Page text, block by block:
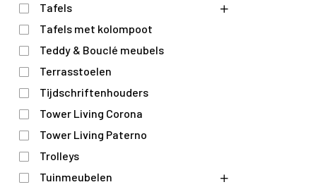
Tafels
Tafels met kolompoot
Teddy & Bouclé meubels
Terrasstoelen
Tijdschriftenhouders
Tower Living Corona
Tower Living Paterno
Trolleys
Tuinmeubelen